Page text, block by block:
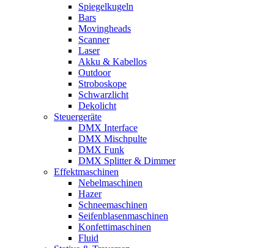
Spiegelkugeln
Bars
Movingheads
Scanner
Laser
Akku & Kabellos
Outdoor
Stroboskope
Schwarzlicht
Dekolicht
Steuergeräte
DMX Interface
DMX Mischpulte
DMX Funk
DMX Splitter & Dimmer
Effektmaschinen
Nebelmaschinen
Hazer
Schneemaschinen
Seifenblasenmaschinen
Konfettimaschinen
Fluid